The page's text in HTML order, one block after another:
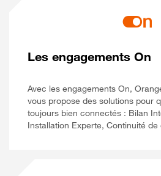
Les engagements On
Avec les engagements On,
vous propose des solutions pour
toujours bien connectés : Bilan
Installation Experte, Continuité de